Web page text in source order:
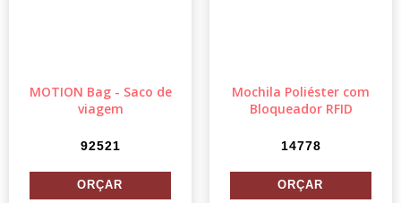
MOTION Bag - Saco de
viagem
92521
Mochila Poliéster com
Bloqueador RFID
14778